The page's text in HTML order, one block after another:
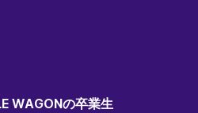
WAGONの卒業生